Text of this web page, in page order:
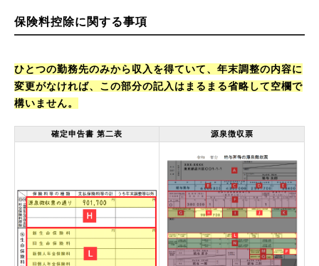
保険料控除に関する事項
ひとつの勤務先のみから収入を得ていて、年末調整の内容に
変更がなければ、この部分の記入はまるまる省略して空欄で
構いません。
確定申告書 第二表 源泉徴収票